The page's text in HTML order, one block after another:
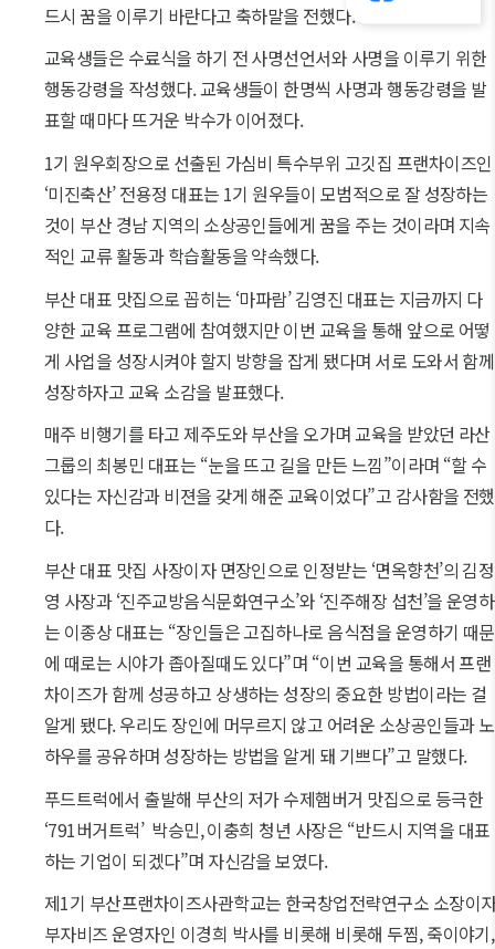
드시 꿈을 이루기 바란다고 축하말을 전했다.
교육생들은 수료식을 하기 전 사명선언서와 사명을 이루기 위한
행동강령을 작성했다. 교육생들이 한명씩 사명과 행동강령을 발
표할 때마다 뜨거운 박수가 이어졌다.
1기 원우회장으로 선출된 가심비 특수부위 고깃집 프랜차이즈인
‘미진축산’ 전용정 대표는 1기 원우들이 모범적으로 잘 성장하는
것이 부산 경남 지역의 소상공인들에게 꿈을 주는 것이라며 지속
적인 교류 활동과 학습활동을 약속했다.
부산 대표 맛집으로 꼽히는 ‘마파람’ 김영진 대표는 지금까지 다
양한 교육 프로그램에 참여했지만 이번 교육을 통해 앞으로 어떻
게 사업을 성장시켜야 할지 방향을 잡게 됐다며 서로 도와서 함께
성장하자고 교육 소감을 발표했다.
매주 비행기를 타고 제주도와 부산을 오가며 교육을 받았던 라산
그룹의 최봉민 대표는 “눈을 뜨고 길을 만든 느낌”이라며 “할 수
있다는 자신감과 비젼을 갖게 해준 교육이었다”고 감사함을 전했
다.
부산 대표 맛집 사장이자 면장인으로 인정받는 ‘면옥향천’의 김정
영 사장과 ‘진주교방음식문화연구소’와 ‘진주해장 섭천’을 운영하
는 이종상 대표는 “장인들은 고집하나로 음식점을 운영하기 때문
에 때로는 시야가 좁아질때도 있다”며 “이번 교육을 통해서 프랜
차이즈가 함께 성공하고 상생하는 성장의 중요한 방법이라는 걸
알게 됐다. 우리도 장인에 머무르지 않고 어려운 소상공인들과 노
하우를 공유하며 성장하는 방법을 알게 돼 기쁘다”고 말했다.
푸드트럭에서 출발해 부산의 저가 수제햄버거 맛집으로 등극한
‘791버거트럭’ 박승민, 이충희 청년 사장은 “반드시 지역을 대표
하는 기업이 되겠다”며 자신감을 보였다.
제1기 부산프랜차이즈사관학교는 한국창업전략연구소 소장이
부자비즈 운영자인 이경희 박사를 비롯해 비롯해 두찜, 죽이야기,